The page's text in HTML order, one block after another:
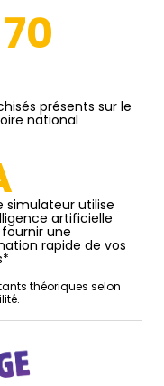
présents sur le
national
simulateur utilise
artificielle
une
rapide de vos
théoriques selon